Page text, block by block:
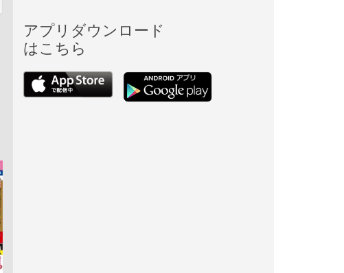
アプリダウンロード
はこちら